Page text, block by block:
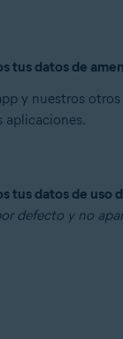
tus datos de
y nuestros
aplicaciones.
tus datos de uso
defecto y no